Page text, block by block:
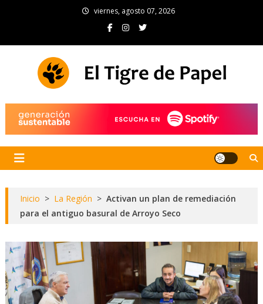
viernes, agosto 07, 2026
Inicio > La Región > Activan un plan de remediación
para el antiguo basural de Arroyo Seco